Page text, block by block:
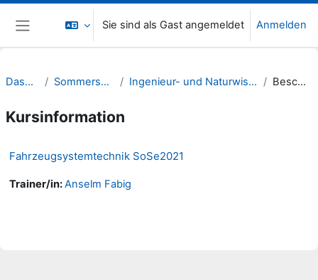
Zum Hauptinhalt
Website-Übersicht
Sie sind als Gast angemeldet Anmelden
Dashboard Sommersemester 21 Ingenieur- und Naturwissenschaften (INW) Beschreibung
Kursinformation
Fahrzeugsystemtechnik SoSe2021
Trainer/in:Anselm Fabig